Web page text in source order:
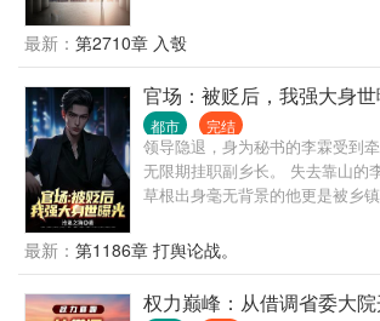
有官场博弈，有经济建设，有快意
人生活。 第四，不是和尚文，不
女。 第五，重生者最大的优势，
每一次选择都是正确的。不但自
助领导选择正确。 一路正确，官无
最新： 第2710章 入彀
官场：被贬后，我强大身
都市 完结
领导隐退，身为秘书的李霖受到
无限期挂职副乡长。 失去靠山的
草根出身毫无背景的他更是被乡
时，他的贵人从天而降，自此平步
原来，他最大的靠山，竟然就是他
最新： 第1186章 打舆论战。
权力巅峰：从借调省委大